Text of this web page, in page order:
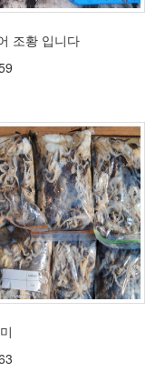
조황 입니다